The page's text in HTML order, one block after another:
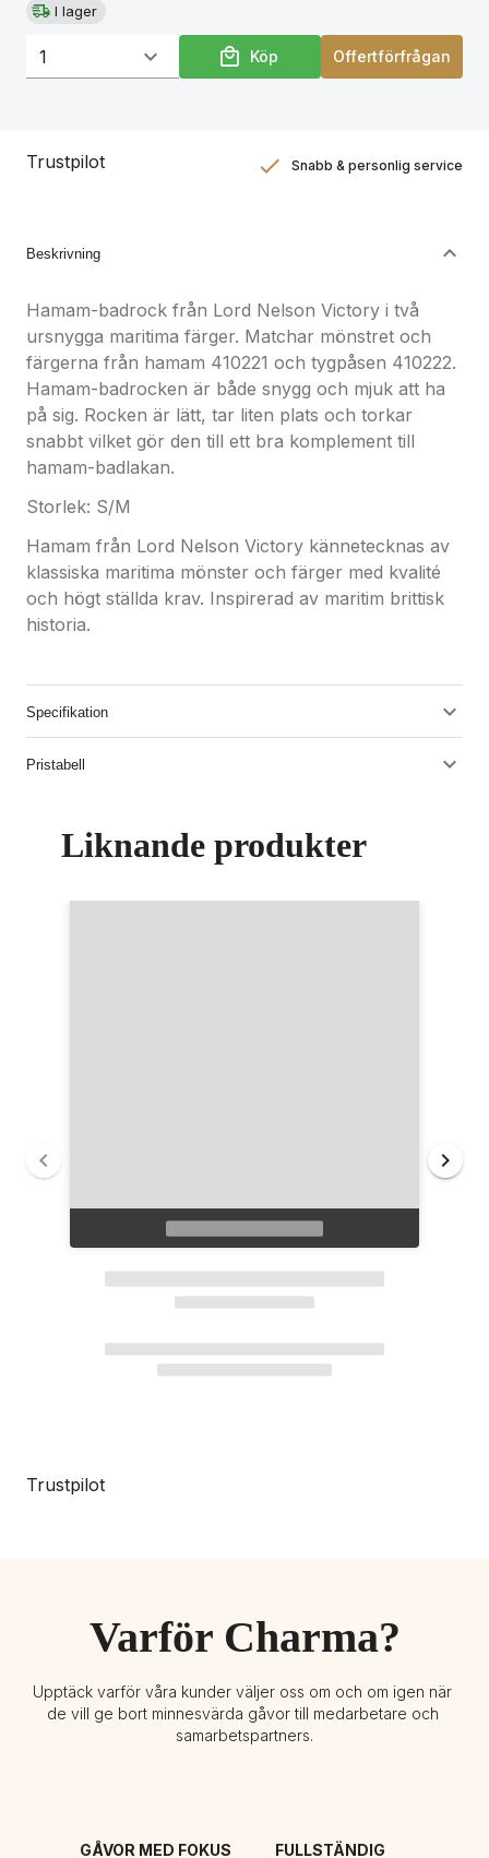
I lager
Köp Offertförfrågan
Trustpilot Snabb & personlig service
Beskrivning
Hamam-badrock från Lord Nelson Victory i två
ursnygga maritima färger. Matchar mönstret och
färgerna från hamam 410221 och tygpåsen 410222.
Hamam-badrocken är både snygg och mjuk att ha
på sig. Rocken är lätt, tar liten plats och torkar
snabbt vilket gör den till ett bra komplement till
hamam-badlakan.
Storlek: S/M
Hamam från Lord Nelson Victory kännetecknas av
klassiska maritima mönster och färger med kvalité
och högt ställda krav. Inspirerad av maritim brittisk
historia.
Specifikation
Pristabell
Liknande produkter
Trustpilot
Varför Charma?
Upptäck varför våra kunder väljer oss om och om igen när
de vill ge bort minnesvärda gåvor till medarbetare och
samarbetspartners.
GÅVOR MED FOKUS FULLSTÄNDIG